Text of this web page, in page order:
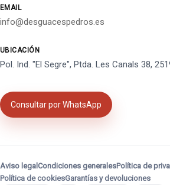
EMAIL
info@desguacespedros.es
UBICACIÓN
Pol. Ind. "El Segre", Ptda. Les Canals 38,
Consultar por WhatsApp
Aviso legal Condiciones generalesPolítica de
Política de cookiesGarantías y devoluciones